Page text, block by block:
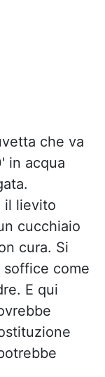
che va
in acqua
il lievito
cucchiaio
cura. Si
soffice come
E qui